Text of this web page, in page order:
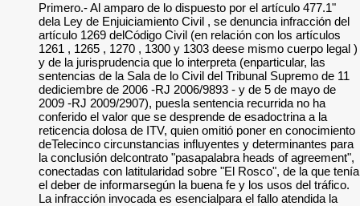
"Primero.- Al
dela Ley de
artículo 1269
1261 , 1265 , 1270
y de la
sentencias de la
dediciembre de
2009 -RJ 2009/
conferido el valor
reticencia dolosa
deTelecinco
la conclusión
conectadas con
el deber de
La infracción